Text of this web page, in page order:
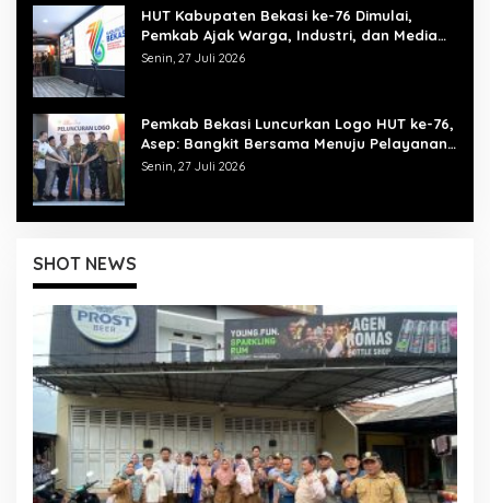
HUT Kabupaten Bekasi ke-76 Dimulai,
Pemkab Ajak Warga, Industri, dan Media
Kibarkan Semangat “Bangkit Bersama”
Senin, 27 Juli 2026
Pemkab Bekasi Luncurkan Logo HUT ke-76,
Asep: Bangkit Bersama Menuju Pelayanan
yang Lebih Baik
Senin, 27 Juli 2026
SHOT NEWS